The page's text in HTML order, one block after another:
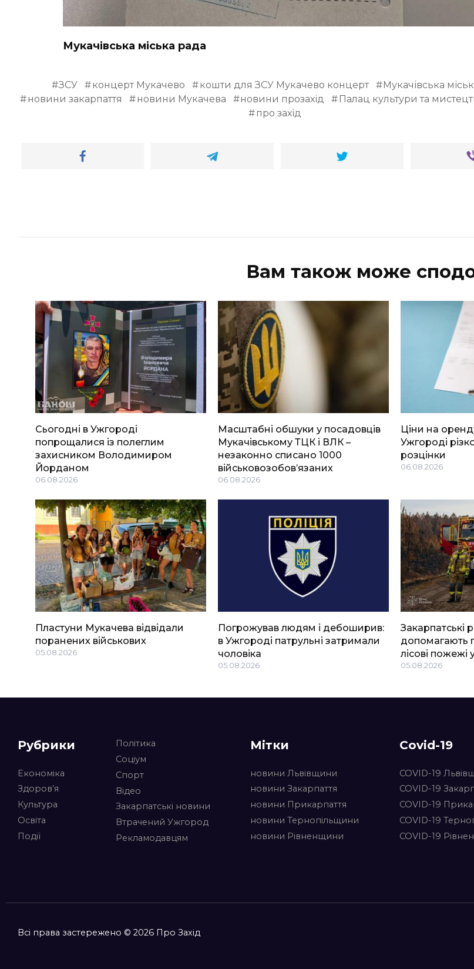
Мукачівська міська рада
ЗСУ концерт Мукачево кошти для ЗСУ Мукачево концерт
Мукачівська
новини закарпаття
новини Мукачева новини прозахід
Палац культури та
про захід
Вам також може
Сьогодні в Ужгороді
попрощалися із полеглим
захисником Володимиром
Йорданом
06.08.2026
Масштабні обшуки у посадовців
Мукачівському ТЦК і ВЛК –
незаконно списано 1000
військовозобов’язаних
06.08.2026
Ціни на
Ужгороді
розцінки
06.08.2026
Пластуни Мукачева відвідали
поранених військових
05.08.2026
Погрожував людям і дебоширив:
в Ужгороді патрульні затримали
чоловіка
05.08.2026
Закарпатські
допомагають
лісові пожежі
05.08.2026
Рубрики
Економіка
Здоров’я
Культура
Освіта
Події
Політика
Соціум
Спорт
Відео
Закарпатські новини
Втрачений Ужгород
Рекламодавцям
Мітки
новини Львівщини
новини Закарпаття
новини Прикарпаття
новини Тернопільщини
новини Рівненщини
Covid-19
COVID-19
COVID-19
COVID-19
COVID-19
COVID-19
Всі права застережено © 2026 Про Захід